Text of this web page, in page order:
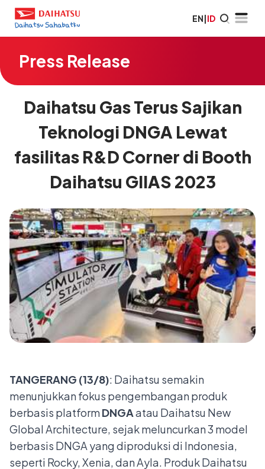
EN|ID
Press Release
Daihatsu Gas Terus Sajikan
Teknologi DNGA Lewat
fasilitas R&D Corner di Booth
Daihatsu GIIAS 2023
TANGERANG (13/8): Daihatsu semakin
menunjukkan fokus pengembangan produk
berbasis platformDNGAatau Daihatsu New
Global Architecture, sejak meluncurkan 3 model
berbasis DNGA yang diproduksi di Indonesia,
seperti Rocky, Xenia, dan Ayla. Produk Daihatsu